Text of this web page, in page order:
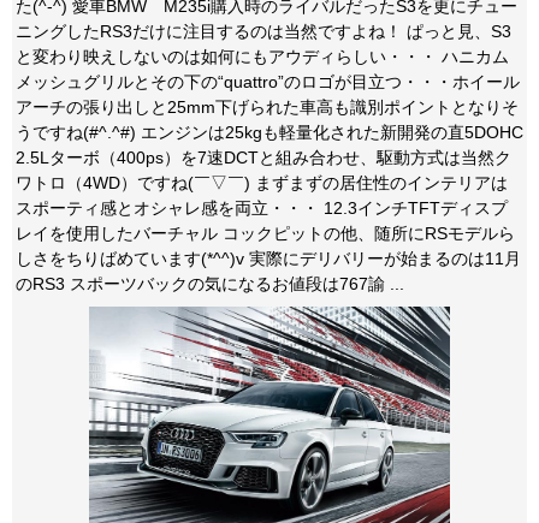
た(^-^) 愛車BMW M235i購入時のライバルだったS3を更にチュー
ニングしたRS3だけに注目するのは当然ですよね！ ぱっと見、S3
と変わり映えしないのは如何にもアウディらしい・・・ ハニカム
メッシュグリルとその下の“quattro”のロゴが目立つ・・・ホイール
アーチの張り出しと25mm下げられた車高も識別ポイントとなりそ
うですね(#^.^#) エンジンは25kgも軽量化された新開発の直5DOHC
2.5Lターボ（400ps）を7速DCTと組み合わせ、駆動方式は当然ク
ワトロ（4WD）ですね(￣▽￣) まずまずの居住性のインテリアは
スポーティ感とオシャレ感を両立・・・ 12.3インチTFTディスプ
レイを使用したバーチャル コックピットの他、随所にRSモデルら
しさをちりばめています(*^^)v 実際にデリバリーが始まるのは11月
のRS3 スポーツバックの気になるお値段は767諭 ...